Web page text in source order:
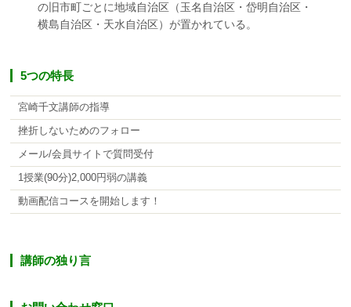
の旧市町ごとに地域自治区（玉名自治区・岱明自治区・
横島自治区・天水自治区）が置かれている。
5つの特長
宮崎千文講師の指導
挫折しないためのフォロー
メール/会員サイトで質問受付
1授業(90分)2,000円弱の講義
動画配信コースを開始します！
講師の独り言